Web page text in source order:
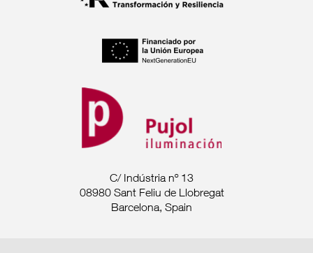
C/ Indústria nº 13
08980 Sant Feliu de Llobregat
Barcelona, Spain